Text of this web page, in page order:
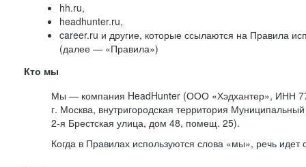
hh.ru,
headhunter.ru,
career.ru и другие, которые ссылаются на Правила
(далее — «Правила»)
Кто мы
Мы — компания HeadHunter (ООО «Хэдхантер», ИНН
г. Москва, внутригородская территория Муниципальный
2-я Брестская улица, дом 48, помещ. 25).
Когда в Правилах используются слова «мы», речь